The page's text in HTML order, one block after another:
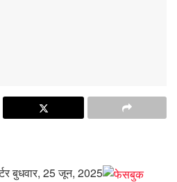
बुधवार, 25 जून, 2025